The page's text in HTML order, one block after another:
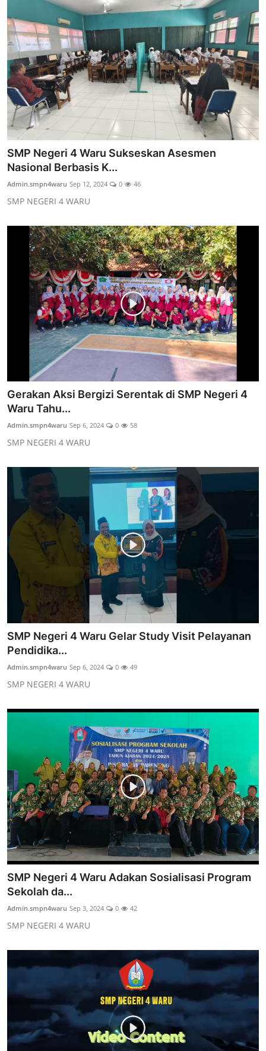
SMP Negeri 4 Waru Sukseskan Asesmen
Nasional Berbasis K...
Admin.smpn4waru Sep 12, 2024 0 46
SMP NEGERI 4 WARU
Gerakan Aksi Bergizi Serentak di SMP Negeri 4
Waru Tahu...
Admin.smpn4waru Sep 6, 2024 0 58
SMP NEGERI 4 WARU
SMP Negeri 4 Waru Gelar Study Visit Pelayanan
Pendidika...
Admin.smpn4waru Sep 6, 2024 0 49
SMP NEGERI 4 WARU
SMP Negeri 4 Waru Adakan Sosialisasi Program
Sekolah da...
Admin.smpn4waru Sep 3, 2024 0 42
SMP NEGERI 4 WARU